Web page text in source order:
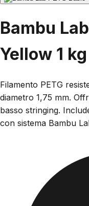
Bambu
Yellow 1 kg
Filamento PETG
diametro 1,75 mm.
basso stringing.
con sistema Bambu